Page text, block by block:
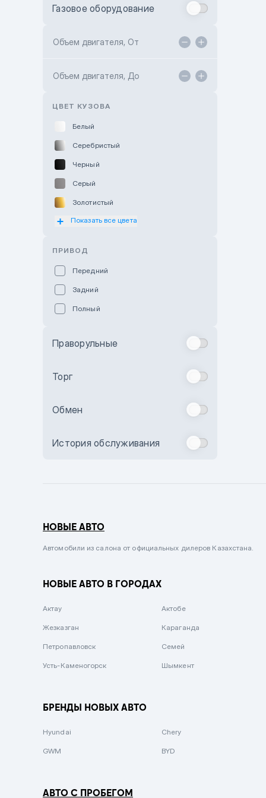
Toyota Kokshetau
Hyundai ShymCity
Газовое оборудование
Объем двигателя, От
Объем двигателя, До
ЦВЕТ КУЗОВА
Белый
Серебристый
Черный
Серый
Золотистый
Оранжевый
Бежевый
Комбинированный
Сиреневый металлик
Вишневый
Зеленый металлик
Показать все цвета
ПРИВОД
Передний
Задний
Полный
Праворульные
Торг
Обмен
История обслуживания
НОВЫЕ АВТО
Автомобили из салона от официальных дилеров Казахстана.
НОВЫЕ АВТО В ГОРОДАХ
Актау Актобе
Жезказган Караганда
Петропавловск Семей
Усть-Каменогорск Шымкент
БРЕНДЫ НОВЫХ АВТО
Hyundai Chery
GWM BYD
АВТО С ПРОБЕГОМ